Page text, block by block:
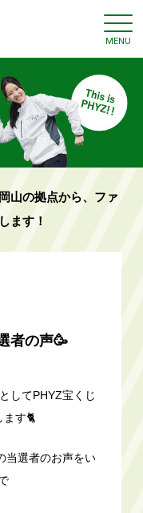
山の拠点から、ファ
ます！
者の声🥳
してPHYZ宝くじ
す🐈
当選者のお声をい